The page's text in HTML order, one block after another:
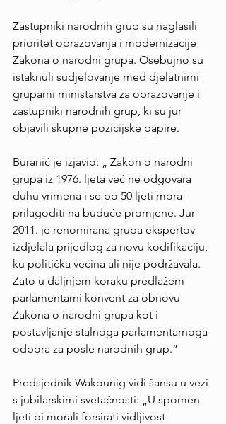
Zastupniki narodnih grup su naglasili
prioritet obrazovanja i modernizacije
Zakona o narodni grupa. Osebujno su
istaknuli sudjelovanje med djelatnimi
grupami ministarstva za obrazovanje i
zastupniki narodnih grup, ki su jur
objavili skupne pozicijske papire.
Buranić je izjavio: „ Zakon o narodni
grupa iz 1976. ljeta već ne odgovara
duhu vrimena i se po 50 ljeti mora
prilagoditi na buduće promjene. Jur
2011. je renomirana grupa ekspertov
izdjelala prijedlog za novu kodifikaciju,
ku politička većina ali nije podržavala.
Zato u daljnjem koraku predlažem
parlamentarni konvent za obnovu
Zakona o narodni grupa kot i
postavljanje stalnoga parlamentarnoga
odbora za posle narodnih grup.“
Predsjednik Wakounig vidi šansu u vezi
s jubilarskimi svetačnosti: „U spomen-
ljeti bi morali forsirati vidljivost